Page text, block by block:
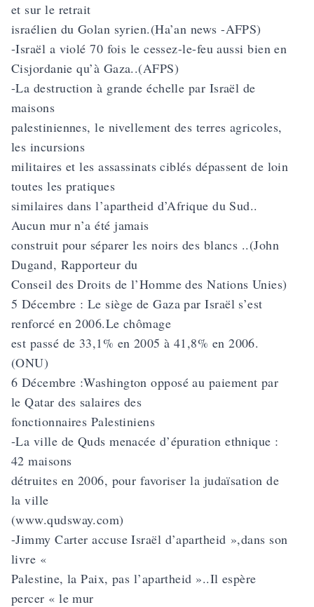
et sur le retrait
israélien du Golan syrien.(Ha’an news -AFPS)
-Israël a violé 70 fois le cessez-le-feu aussi bien en
Cisjordanie qu’à Gaza..(AFPS)
-La destruction à grande échelle par Israël de
maisons
palestiniennes, le nivellement des terres agricoles,
les incursions
militaires et les assassinats ciblés dépassent de loin
toutes les pratiques
similaires dans l’apartheid d’Afrique du Sud..
Aucun mur n’a été jamais
construit pour séparer les noirs des blancs ..(John
Dugand, Rapporteur du
Conseil des Droits de l’Homme des Nations Unies)
5 Décembre : Le siège de Gaza par Israël s’est
renforcé en 2006.Le chômage
est passé de 33,1% en 2005 à 41,8% en 2006.
(ONU)
6 Décembre :Washington opposé au paiement par
le Qatar des salaires des
fonctionnaires Palestiniens
-La ville de Quds menacée d’épuration ethnique :
42 maisons
détruites en 2006, pour favoriser la judaïsation de
la ville
(www.qudsway.com)
-Jimmy Carter accuse Israël d’apartheid »,dans son
livre «
Palestine, la Paix, pas l’apartheid »..Il espère
percer « le mur